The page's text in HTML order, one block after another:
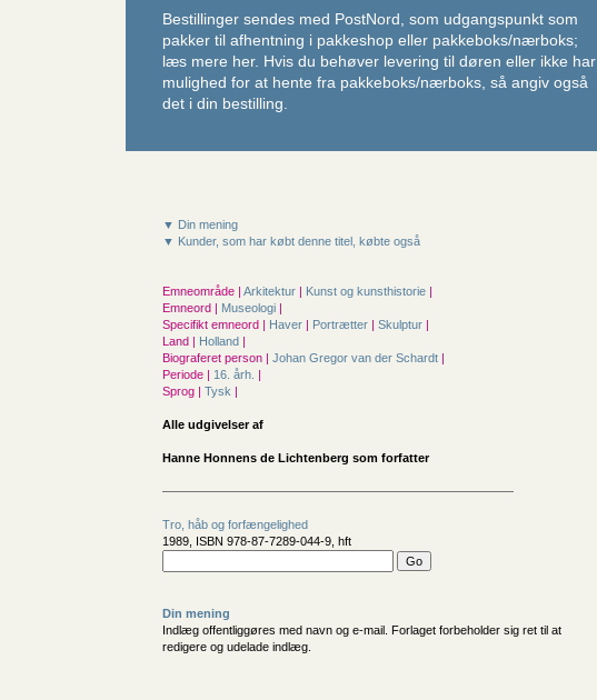
Bestillinger sendes med PostNord, som udgangspunkt som
pakker til afhentning i pakkeshop eller pakkeboks/nærboks;
læs mere her. Hvis du behøver levering til døren eller ikke har
mulighed for at hente fra pakkeboks/nærboks, så angiv også
det i din bestilling.
▼ Din mening
▼ Kunder, som har købt denne titel, købte også
Emneområde | Arkitektur | Kunst og kunsthistorie |
Emneord | Museologi |
Specifikt emneord | Haver | Portrætter | Skulptur |
Land | Holland |
Biograferet person | Johan Gregor van der Schardt |
Periode | 16. årh. |
Sprog | Tysk |
Alle udgivelser af
Hanne Honnens de Lichtenberg som forfatter
Tro, håb og forfængelighed
1989, ISBN 978-87-7289-044-9, hft
Din mening
Indlæg offentliggøres med navn og e-mail. Forlaget forbeholder sig ret til at
redigere og udelade indlæg.